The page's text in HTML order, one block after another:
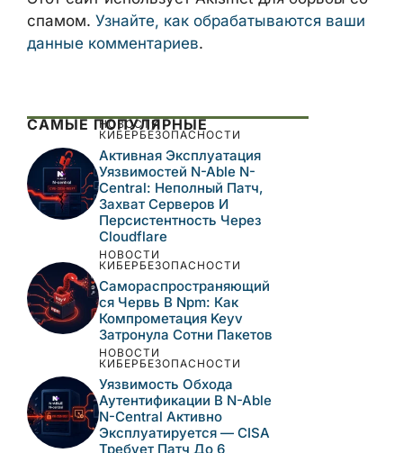
Сохранить моё имя, email и адрес сайта
Этот сайт использует Akismet для борьбы
со спамом.Узнайте, как обрабатываются
ваши данные комментариев.
САМЫЕ ПОПУЛЯРНЫЕ
НОВОСТИ
КИБЕРБЕЗОПАСНОСТИ
Активная Эксплуатация
Уязвимостей N-Able N-
Central: Неполный Патч,
Захват Серверов И
Персистентность Через
Cloudflare
НОВОСТИ
КИБЕРБЕЗОПАСНОСТИ